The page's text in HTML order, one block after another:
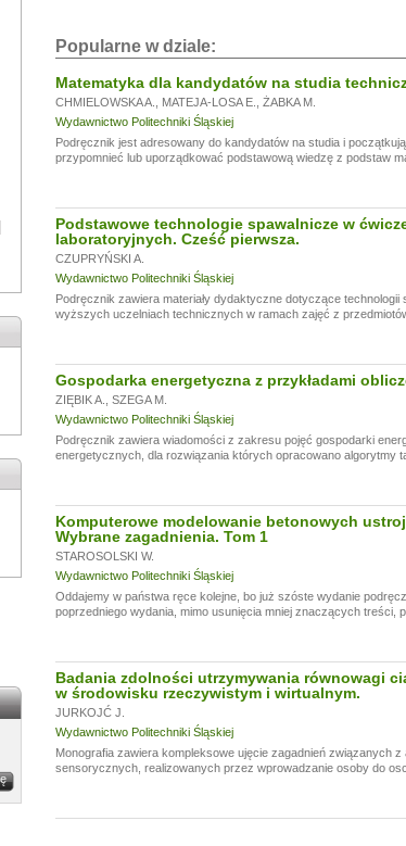
Popularne w dziale:
Matematyka dla kandydatów na studia
CHMIELOWSKA A. MATEJA-LOSA E.
ŻABKA M.
Wydawnictwo Politechniki Śląskiej
Podręcznik jest adresowany do kandydatów na studia i
przypomnieć lub uporządkować podstawową wiedzę z podstaw
Podstawowe technologie spawalnicze w
laboratoryjnych. Cześć pierwsza.
CZUPRYŃSKI A.
Wydawnictwo Politechniki Śląskiej
Podręcznik zawiera materiały dydaktyczne dotyczące
wyższych uczelniach technicznych w ramach zajęć z
Gospodarka energetyczna z przykładami
ZIĘBIK A.
SZEGA M.
Wydawnictwo Politechniki Śląskiej
Podręcznik zawiera wiadomości z zakresu pojęć gospodarki
energetycznych, dla rozwiązania których opracowano algorytmy
Komputerowe modelowanie betonowych
Wybrane zagadnienia. Tom 1
STAROSOLSKI W.
Wydawnictwo Politechniki Śląskiej
Oddajemy w państwa ręce kolejne, bo już szóste wydanie
poprzedniego wydania, mimo usunięcia mniej znaczących treści,
Badania zdolności utrzymywania równowagi
w środowisku rzeczywistym i wirtualnym.
JURKOJĆ J.
Wydawnictwo Politechniki Śląskiej
Monografia zawiera kompleksowe ujęcie zagadnień związanych
sensorycznych, realizowanych przez wprowadzanie osoby do